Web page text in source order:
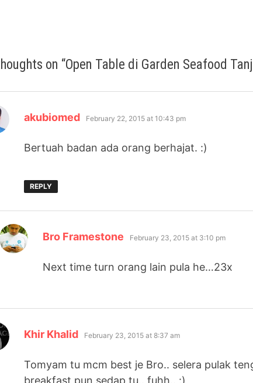
on “Open Table di Garden Seafood
akubiomed says:
February 22, 2015 at 10:43 pm
Bertuah badan ada orang berhajat. :)
REPLY
Bro Framestone says:
February 23, 2015 at 3:10 pm
Next time turn orang lain pula he…23x
Khir Khalid says:
February 23, 2015 at 8:37 am
Tomyam tu mcm best je Bro.. selera pulak
breakfast pun sedap tu.. fuhh.. :)